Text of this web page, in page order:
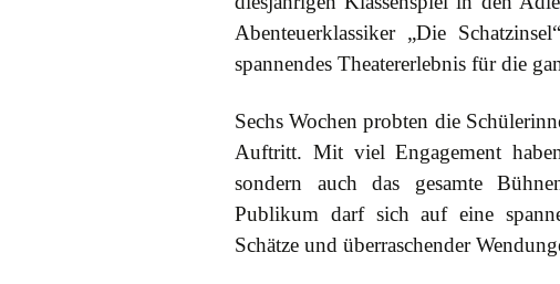
Vereinssatzung
Förderungen
Abenteuerklassiker „Die
spannendes Theatererlebnis für die
Sechs Wochen probten die
Auftritt. Mit viel Engagement
sondern auch das gesamte
Publikum darf sich auf eine
Schätze und überraschender